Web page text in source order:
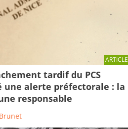
ARTICLE
tardif du PCS
une alerte préfectorale : la
responsable